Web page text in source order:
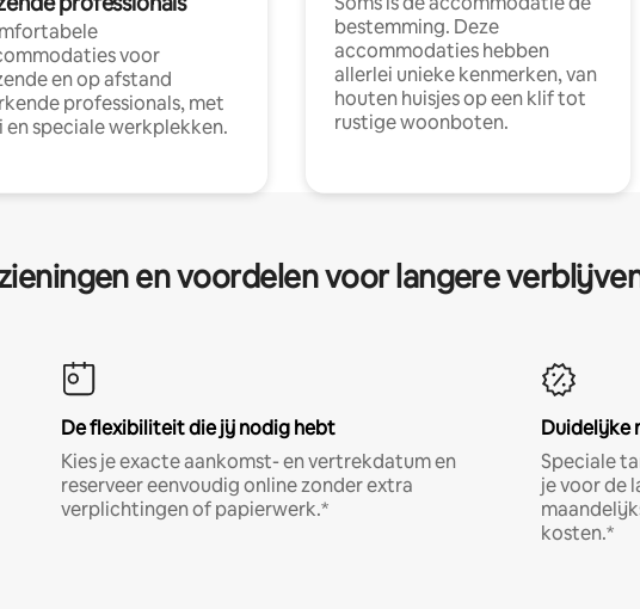
voor
en op afstand
professionals, met
en speciale werkplekken.
bestemming. Deze
accommodaties hebben
allerlei unieke kenmerken, van
houten huisjes op een klif tot
rustige woonboten.
en voordelen voor langere
De flexibiliteit die jij nodig hebt
Kies je exacte aankomst- en vertrekdatum en
reserveer eenvoudig online zonder extra
verplichtingen of papierwerk.*
Duidelijke
Speciale
je voor de
kosten.*